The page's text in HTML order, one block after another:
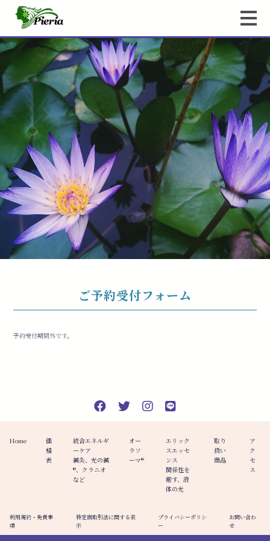
ご予約受付フォーム
予約受付期間外です。
Home
価
格
表
統合エネルギ
ーケア
鍼灸、光の鍼
®︎、クラニオ
など
オー
ラソ
ーマ®️
エリック
スエッセ
ンス
関係性を
癒す、液
体の光
取り
扱い
商品
ア
ク
セ
ス
利用規約・免責事
項
特定商取引法に関する表
示
プライバシーポリシ
ー
お問い合わ
せ